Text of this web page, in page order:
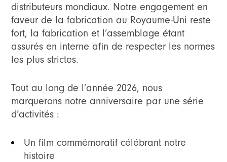
distributeurs mondiaux. Notre engagement en
faveur de la fabrication au Royaume-Uni reste
fort, la fabrication et l’assemblage étant
assurés en interne afin de respecter les normes
les plus strictes.
Tout au long de l’année 2026, nous
marquerons notre anniversaire par une série
d’activités :
Un film commémoratif célébrant notre
histoire